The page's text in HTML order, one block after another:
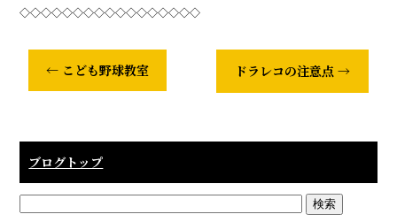
◇◇◇◇◇◇◇◇◇◇◇◇◇◇◇◇◇
← こども野球教室 ドラレコの注意点 →
ブログトップ